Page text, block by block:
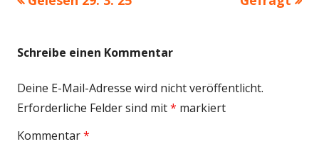
Schreibe einen Kommentar
Deine E-Mail-Adresse wird nicht veröffentlicht.
Erforderliche Felder sind mit* markiert
Kommentar*